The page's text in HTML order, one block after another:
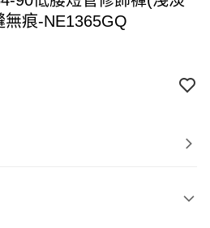
痕-NE1365GQ